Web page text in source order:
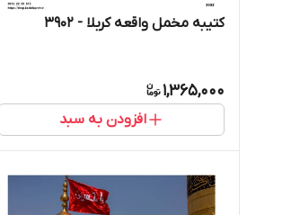
کتیبه مخمل واقعه کربلا - 3902
1,365,000
افزودن به سبد